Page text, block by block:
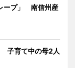
ープ」 南信州産
子育て中の母2人